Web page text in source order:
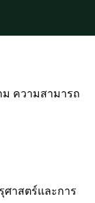
ม ความสามารถ
าสตร์และการ